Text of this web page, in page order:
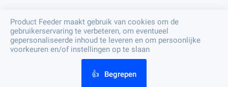
Juridisch
Algemene voorwaarden
Privacy beleid
Product Feeder maakt gebruik van cookies om de
gebruikerservaring te verbeteren, om eventueel
gepersonaliseerde inhoud te leveren en om persoonlijke
voorkeuren en/of instellingen op te slaan
👍 Begrepen